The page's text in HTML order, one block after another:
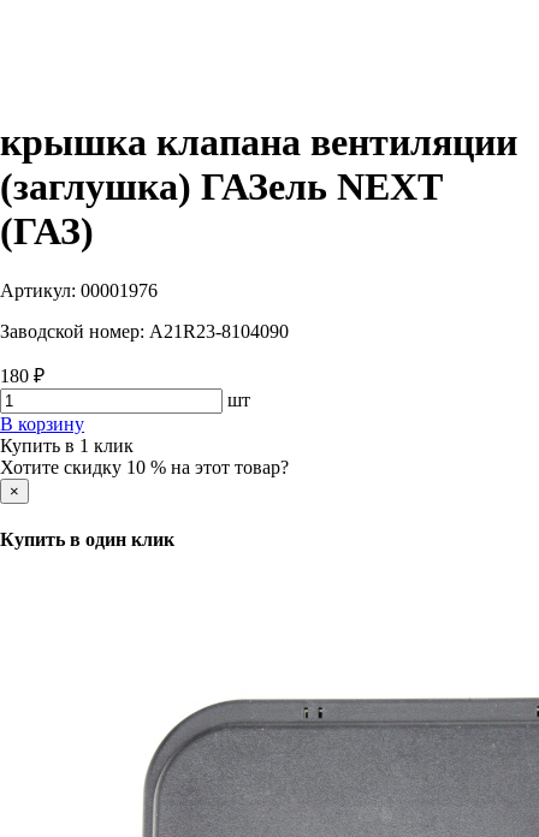
крышка клапана вентиляции
(заглушка) ГАЗель NEXT
(ГАЗ)
Артикул: 00001976
Заводской номер: A21R23-8104090
180 ₽
шт
В корзину
Купить в 1 клик
Хотите скидку 10 % на этот товар?
×
Купить в один клик